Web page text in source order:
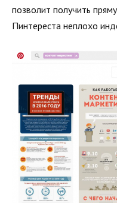
позволит получить
Пинтереста неплохо